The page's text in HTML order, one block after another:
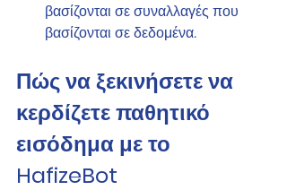
βασίζονται σε συναλλαγές που
βασίζονται σε δεδομένα.
Πώς να ξεκινήσετε να
κερδίζετε παθητικό
εισόδημα με το
HafizeBot